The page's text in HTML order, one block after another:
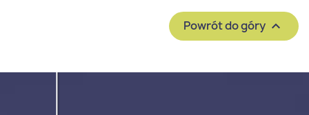
Powrót do góry 